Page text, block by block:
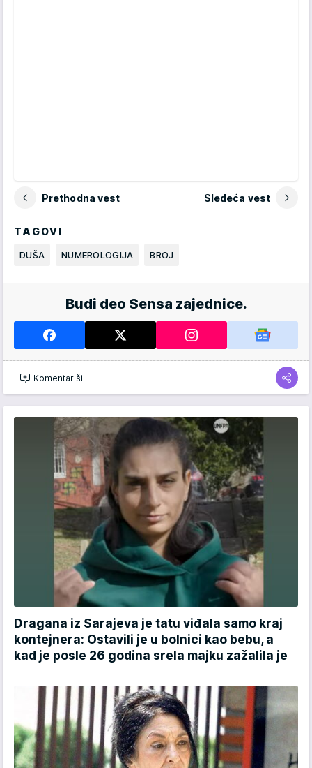
Prethodna vest Sledeća vest
TAGOVI
DUŠA NUMEROLOGIJA BROJ
Budi deo Sensa zajednice.
Komentariši
Dragana iz Sarajeva je tatu viđala samo kraj
kontejnera: Ostavili je u bolnici kao bebu, a
kad je posle 26 godina srela majku zažalila je